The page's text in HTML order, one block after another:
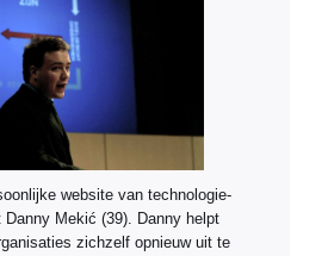
website van technologie-
Danny Mekić (39). Danny helpt
zichzelf opnieuw uit te